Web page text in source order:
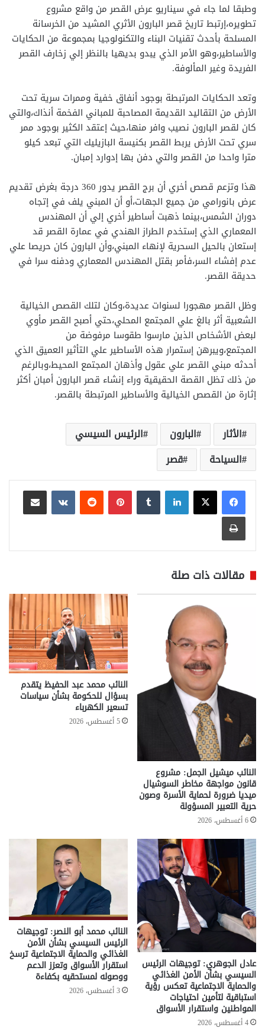
وطبقا لما جاء في سيناريو عرض القصر من واقع مشروع
تطويره،إرتبط تاريخ قصر البارون الأثري المشيد من الخرسانة
المسلحة بأحدث تقنيات البناء والتكنولوجيا بمجموعة من الحكايات
والأساطير،وهو الأمر الذي يبدو بديهيا بالنظر إلي زخارف القصر
الفريدة وغير المألوفة.
وتعد الحكايات المرتبطة بوجود أنفاق خفية وممرات سرية تحت
الأرض من التقاليد القديمة المصاحبة للمباني الفخمة أنذاك،والتي
كان لقصر البارون نصيب وافر منها،حيث إعتقد الكثير بوجود ممر
سري تحت الأرض يربط القصر بكنيسة البازيليك التي تبعد كيلو
مترا واحدا من القصر والتي دفن بها إدوارد إمبان.
هذا وتزعم قصص أخري أن برج القصر يدور 360 درجة بغرض تقديم
عرض بانورامي من جميع الجهات،أو أن المبني يلف في إتجاه
دوران الشمس،بينما ذهبت أساطير أخري إلي أن المهندس
المعماري الذي إستخدم الطراز الهندي في عمارة القصر قد
إستعان بالحيل السحرية لإنهاء المبني،وأن البارون كان حريصا علي
عدم إفشاء السر،فأمر بقتل المهندس المعماري ودفنه سرا في
حديقة القصر.
وظل القصر مهجورا لسنوات عديدة،وكان لتلك القصص الخيالية
الشعبية أثر بالغ علي المجتمع المحلي،حتي أصبح القصر مأوي
لبعض الأشخاص الذين مارسوا طقوسا مرفوضة من
المجتمع،ويبرهن إستمرار هذه الأساطير علي التأثير العميق الذي
أحدثه مبني القصر علي عقول وأذهان المجتمع المحيط،وبالرغم
من ذلك تظل القصة الحقيقية وراء إنشاء قصر البارون أمبان أكثر
إثارة من القصص الخيالية والأساطير المرتبطة بالقصر.
الأثار البارون
الرئيس السيسي
السياحة
قصر
لينكدإن بينتيريست
مشاركة عبر البريد
طباعة
مقالات ذات صلة
النائب ميشيل الجمل: مشروع
قانون مواجهة مخاطر السوشيال
ميديا ضرورة لحماية الأسرة وصون
حرية التعبير المسؤولة
6 أغسطس، 2026
النائب محمد عبد الحفيظ يتقدم
بسؤال للحكومة بشأن سياسات
تسعير الكهرباء
5 أغسطس، 2026
عادل الجوهري: توجيهات الرئيس
السيسي بشأن الأمن الغذائي
والحماية الاجتماعية تعكس رؤية
استباقية لتأمين احتياجات
المواطنين واستقرار الأسواق
4 أغسطس، 2026
النائب محمد أبو النصر: توجيهات
الرئيس السيسي بشأن الأمن
الغذائي والحماية الاجتماعية ترسخ
استقرار الأسواق وتعزز الدعم
ووصوله لمستحقيه بكفاءة
3 أغسطس، 2026